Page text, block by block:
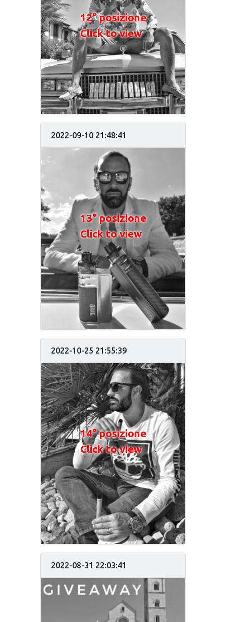
12° posizione
Click to view
2022-09-10 21:48:41
13° posizione
Click to view
2022-10-25 21:55:39
14° posizione
Click to view
2022-08-31 22:03:41